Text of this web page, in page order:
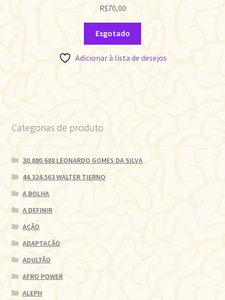
R$70,00
Esgotado
Adicionar à lista de desejos
Categorias de produto
30.880.688 LEONARDO GOMES DA SILVA
44.324.563 WALTER TIERNO
A BOLHA
A DEFINIR
AÇÃO
ADAPTAÇÃO
ADULTÃO
AFRO POWER
ALEPH